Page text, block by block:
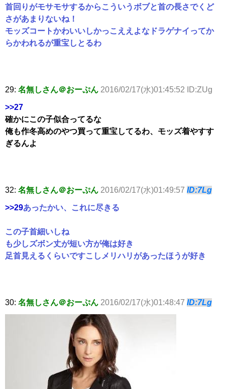
首回りがモサモサするからこういうボブと首の長さでくど
さがあまりないね！
モッズコートかわいいしかっこええよなドラゲナイってか
らかわれるが重宝しとるわ
29: 名無しさん＠おーぷん 2016/02/17(水)01:45:52 ID:ZUg
>>27
確かにこの子似合ってるな
俺も作冬高めのやつ買って重宝してるわ、モッズ着やすす
ぎるんよ
32: 名無しさん＠おーぷん 2016/02/17(水)01:49:57 ID:7Lg
>>29あったかい、これに尽きる
この子首細いしね
も少しズボン丈が短い方が俺は好き
足首見えるくらいですこしメリハリがあったほうが好き
30: 名無しさん＠おーぷん 2016/02/17(水)01:48:47 ID:7Lg